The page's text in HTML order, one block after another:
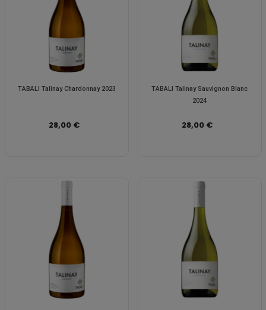
TABALI Talinay Chardonnay 2023
28,00 €
TABALI Talinay Sauvignon Blanc
2024
28,00 €